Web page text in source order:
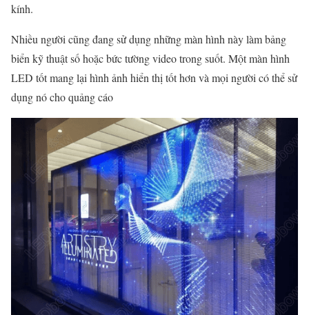
kính.
Nhiều người cũng đang sử dụng những màn hình này làm bảng
biển kỹ thuật số hoặc bức tường video trong suốt. Một màn hình
LED tốt mang lại hình ảnh hiển thị tốt hơn và mọi người có thể sử
dụng nó cho quảng cáo